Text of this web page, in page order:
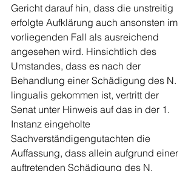
Gericht darauf hin, dass die unstreitig
erfolgte Aufklärung auch ansonsten im
vorliegenden Fall als ausreichend
angesehen wird. Hinsichtlich des
Umstandes, dass es nach der
Behandlung einer Schädigung des N.
lingualis gekommen ist, vertritt der
Senat unter Hinweis auf das in der 1.
Instanz eingeholte
Sachverständigengutachten die
Auffassung, dass allein aufgrund einer
auftretenden Schädigung des N.